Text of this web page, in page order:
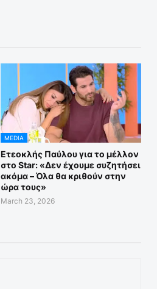
MEDIA
Ετεοκλής Παύλου για το μέλλον
στο Star: «Δεν έχουμε συζητήσει
ακόμα – Όλα θα κριθούν στην
ώρα τους»
March 23, 2026